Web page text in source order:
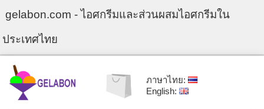
gelabon.com - ไอศกรีมและส่วนผสมไอศกรีมใน
ประเทศไทย
ภาษาไทย:
English: